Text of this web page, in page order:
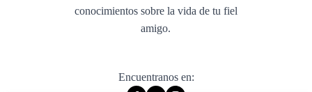
conocimientos sobre la vida de tu fiel
amigo.
Encuentranos en: